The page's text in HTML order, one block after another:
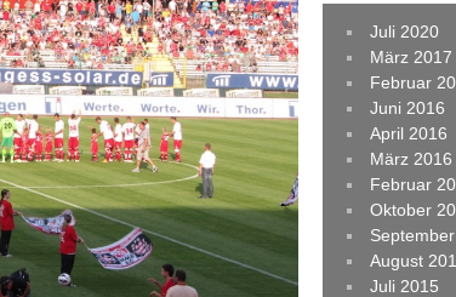
Juli 2020
März 2017
Februar
Juni 2016
April 2016
März 2016
Februar
Oktober
August
Juli 2015